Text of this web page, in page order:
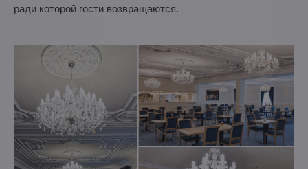
ради которой гости возвращаются.